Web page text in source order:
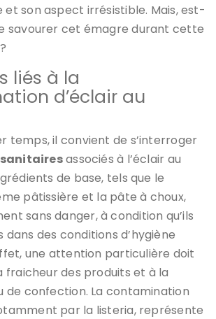
et son aspect irrésistible. Mais, est-
savourer cet émagre durant cette
liés à la
d’éclair au
temps, il convient de s’interroger
associés à l’éclair au
de base, tels que le
pâtissière et la pâte à choux,
sans danger, à condition qu’ils
des conditions d’hygiène
une attention particulière doit
des produits et à la
de confection. La contamination
par la listeria, représente